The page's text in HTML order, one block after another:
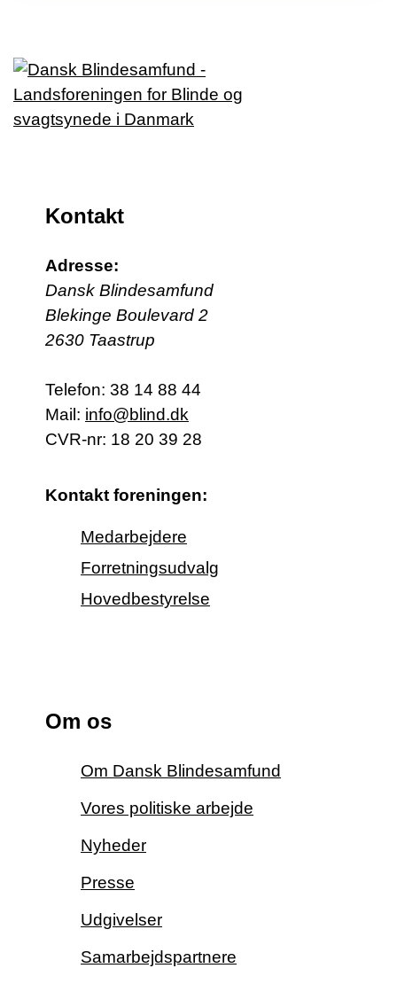
Kontakt
Adresse:
Dansk Blindesamfund
Blekinge Boulevard 2
2630 Taastrup
Telefon: 38 14 88 44
Mail: info@blind.dk
CVR-nr: 18 20 39 28
Kontakt foreningen:
Medarbejdere
Forretningsudvalg
Hovedbestyrelse
Om os
Om Dansk Blindesamfund
Vores politiske arbejde
Nyheder
Presse
Udgivelser
Samarbejdspartnere